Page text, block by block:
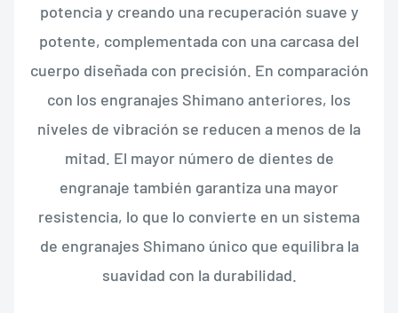
potencia y creando una recuperación suave y
potente, complementada con una carcasa del
cuerpo diseñada con precisión. En comparación
con los engranajes Shimano anteriores, los
niveles de vibración se reducen a menos de la
mitad. El mayor número de dientes de
engranaje también garantiza una mayor
resistencia, lo que lo convierte en un sistema
de engranajes Shimano único que equilibra la
suavidad con la durabilidad.